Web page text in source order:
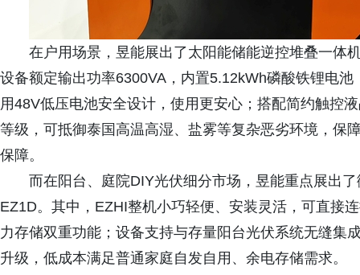
在户用场景，昱能展出了太阳能储能逆控堆叠一体
设备额定输出功率6300VA，内置5.12kWh磷酸铁锂电
用48V低压电池安全设计，使用更安心；搭配简约触控
等级，可抵御泰国高温高湿、盐雾等复杂恶劣环境，保
保障。
而在阳台、庭院DIY光伏细分市场，昱能重点展出
EZ1D。其中，EZHI整机小巧轻便、安装灵活，可直接
力存储双重功能；设备支持与存量阳台光伏系统无缝集
升级，低成本满足普通家庭自发自用、余电存储需求。